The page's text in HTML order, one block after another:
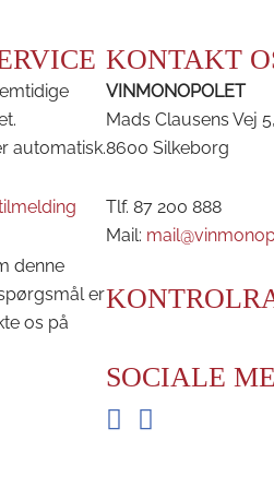
automatisk.
denne
er
os på
KONTAKT
VINMONOPOLET
Mads Clausens Vej 5,
8600 Silkeborg
Tlf. 87 200 888
Mail:
SOCIALE